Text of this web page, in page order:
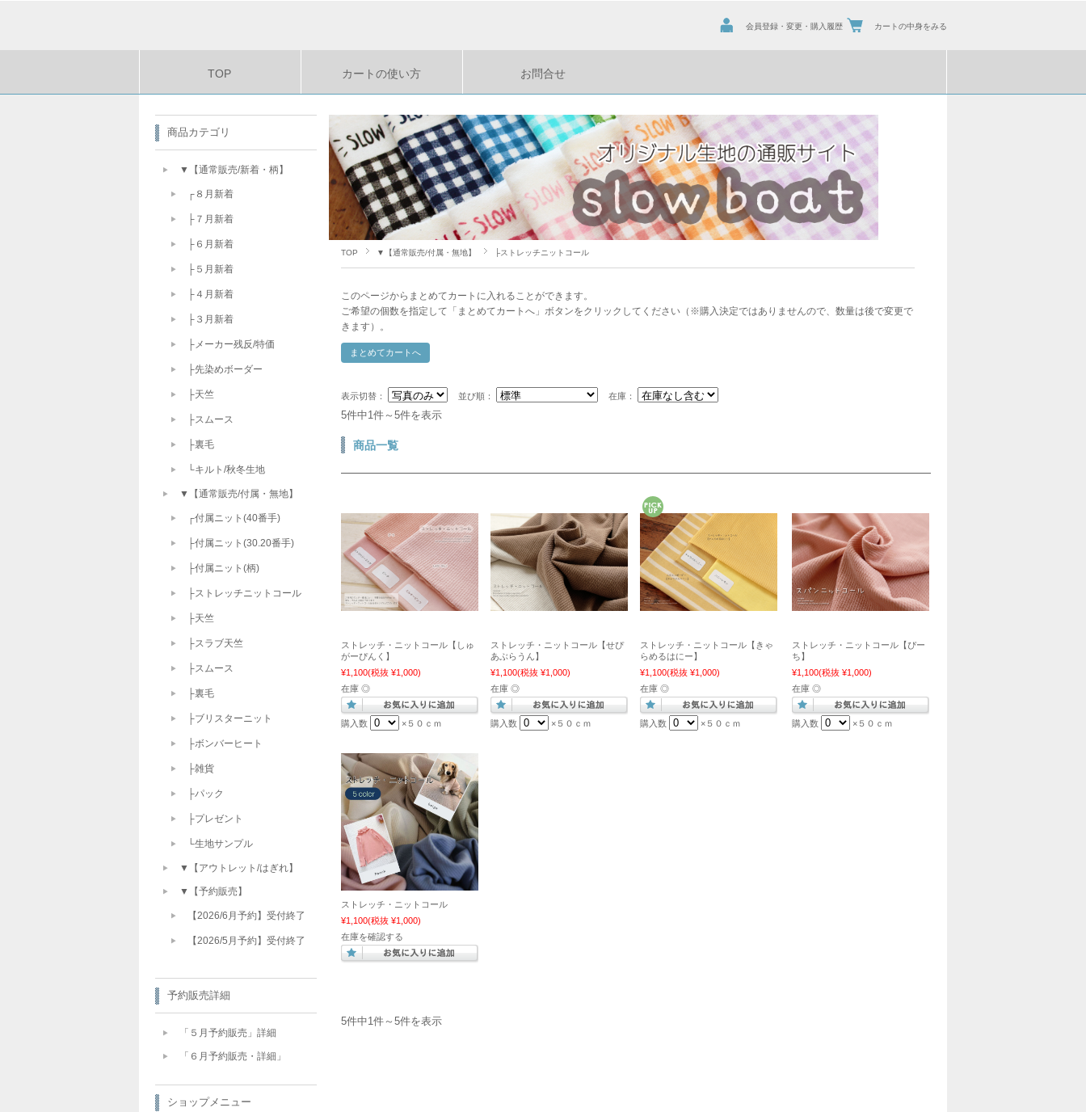
会員登録・変更・購入履歴 カートの中身をみる
TOP カートの使い方 お問合せ
TOP ▼【通常販売/付属・無地】 ├ストレッチニットコール
このページからまとめてカートに入れることができます。
ご希望の個数を指定して「まとめてカートへ」ボタンをクリックしてください（※購入決定ではありませんので、数量は後で変更で
きます）。
表示切替： 並び順： 在庫：
5件中1件～5件を表示
商品一覧
ストレッチ・ニットコール【しゅ
がーぴんく】
¥1,100(税抜 ¥1,000)
在庫 ◎
購入数 ×５０ｃｍ
ストレッチ・ニットコール【せぴ
あぶらうん】
¥1,100(税抜 ¥1,000)
在庫 ◎
購入数 ×５０ｃｍ
ストレッチ・ニットコール【きゃ
らめるはにー】
¥1,100(税抜 ¥1,000)
在庫 ◎
購入数 ×５０ｃｍ
ストレッチ・ニットコール【ぴー
ち】
¥1,100(税抜 ¥1,000)
在庫 ◎
購入数 ×５０ｃｍ
ストレッチ・ニットコール
¥1,100(税抜 ¥1,000)
在庫を確認する
5件中1件～5件を表示
商品カテゴリ
▼【通常販売/新着・柄】
┌８月新着
├７月新着
├６月新着
├５月新着
├４月新着
├３月新着
├メーカー残反/特価
├先染めボーダー
├天竺
├スムース
├裏毛
└キルト/秋冬生地
▼【通常販売/付属・無地】
┌付属ニット(40番手)
├付属ニット(30.20番手)
├付属ニット(柄)
├ストレッチニットコール
├天竺
├スラブ天竺
├スムース
├裏毛
├ブリスターニット
├ボンバーヒート
├雑貨
├パック
├プレゼント
└生地サンプル
▼【アウトレット/はぎれ】
▼【予約販売】
【2026/6月予約】受付終了
【2026/5月予約】受付終了
予約販売詳細
「５月予約販売」詳細
「６月予約販売・詳細」
ショップメニュー